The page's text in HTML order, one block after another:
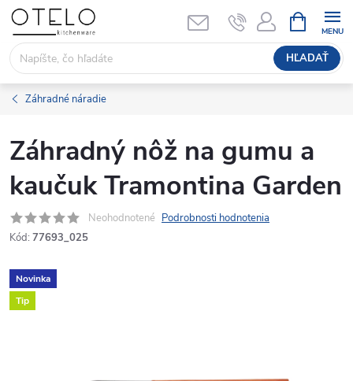
Prejsť
obsah
HĽADAŤ
KOŠÍK
Záhradné náradie
Záhradný nôž na gumu a
kaučuk Tramontina Garden
Neohodnotené Podrobnosti hodnotenia
Kód: 77693_025
Novinka
Tip